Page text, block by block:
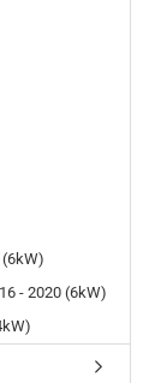
(6kW)
- 2020 (6kW)